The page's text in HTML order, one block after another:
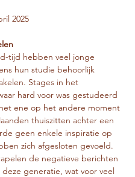
2025
tijd hebben veel jonge
hun studie behoorlijk
Stages in het
hard voor was gestudeerd
ene op het andere moment
thuiszitten achter een
geen enkele inspiratie op
zich afgesloten gevoeld.
de negatieve berichten
generatie, wat voor veel